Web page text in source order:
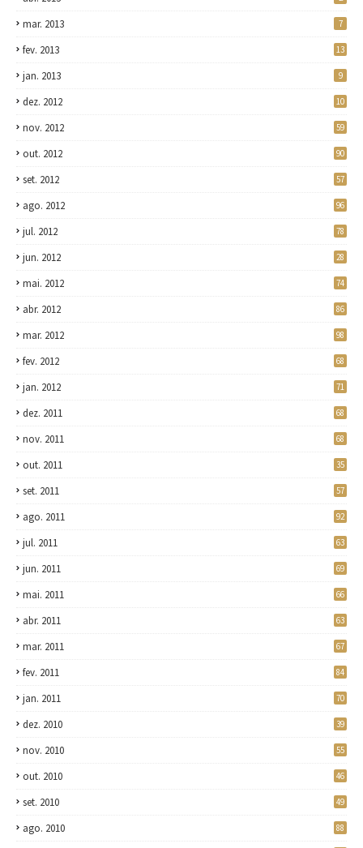
mar. 2013 7
fev. 2013 13
jan. 2013 9
dez. 2012 10
nov. 2012 59
out. 2012 90
set. 2012 57
ago. 2012 96
jul. 2012 78
jun. 2012 28
mai. 2012 74
abr. 2012 86
mar. 2012 98
fev. 2012 68
jan. 2012 71
dez. 2011 68
nov. 2011 68
out. 2011 35
set. 2011 57
ago. 2011 92
jul. 2011 63
jun. 2011 69
mai. 2011 66
abr. 2011 63
mar. 2011 67
fev. 2011 84
jan. 2011 70
dez. 2010 39
nov. 2010 55
out. 2010 46
set. 2010 49
ago. 2010 88